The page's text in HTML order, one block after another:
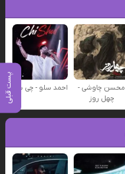
پست قبلی
محسن چاوشی -
چهل روز
احمد سلو - چی شد